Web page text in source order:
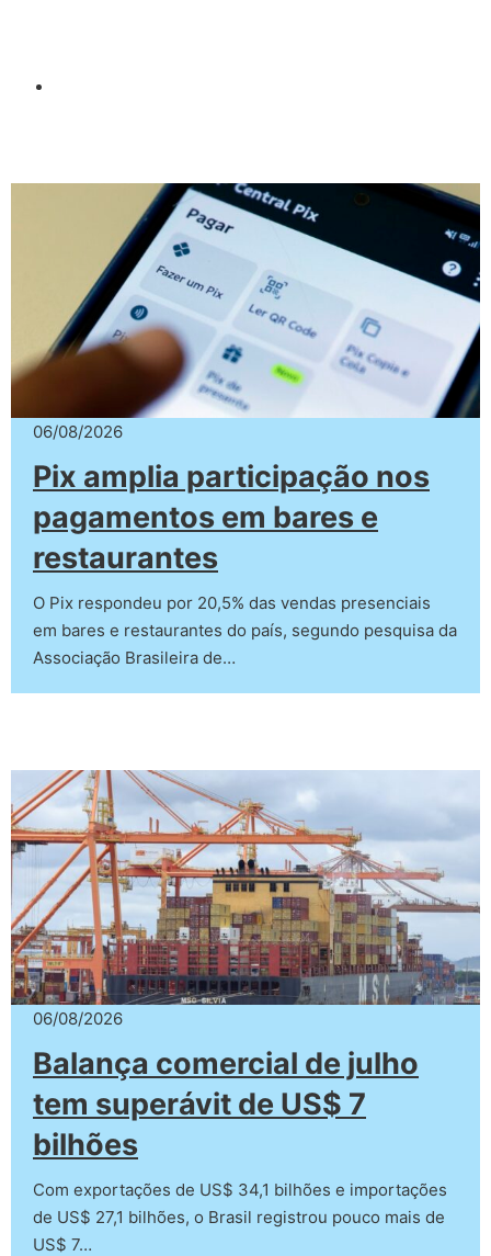
06/08/2026
Pix amplia participação nos
pagamentos em bares e
restaurantes
O Pix respondeu por 20,5% das vendas presenciais
em bares e restaurantes do país, segundo pesquisa da
Associação Brasileira de…
06/08/2026
Balança comercial de julho
tem superávit de US$ 7
bilhões
Com exportações de US$ 34,1 bilhões e importações
de US$ 27,1 bilhões, o Brasil registrou pouco mais de
US$ 7…